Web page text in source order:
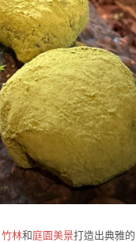
竹林和庭園美景打造出典雅